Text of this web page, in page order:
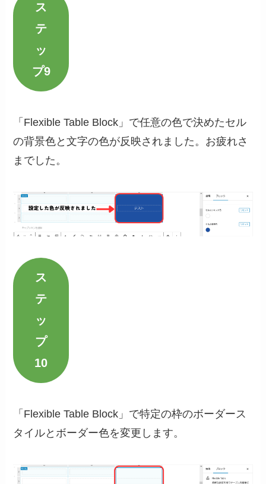
ス
テ
ッ
プ9
「Flexible Table Block」で任意の色で決めたセル
の背景色と文字の色が反映されました。お疲れさ
までした。
ス
テ
ッ
プ
10
「Flexible Table Block」で特定の枠のボーダース
タイルとボーダー色を変更します。